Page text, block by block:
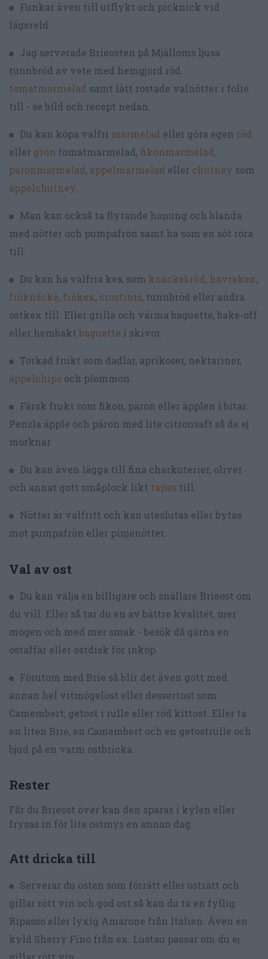
Funkar även till utflykt och picknick vid
lägereld.
Jag serverade Brieosten på Mjälloms ljusa
tunnbröd av vete med hemgjord röd
tomatmarmelad samt lätt rostade valnötter i folie
till - se bild och recept nedan.
Du kan köpa valfri marmelad eller göra egen röd
eller grön tomatmarmelad, fikonmarmelad,
päronmarmelad, äppelmarmelad eller chutney som
äppelchutney.
Man kan också ta flytande honung och blanda
med nötter och pumpafrön samt ha som en söt röra
till.
Du kan ha valfria kex som knäckebröd, havrekex,
fröknäcke, frökex, crostinis, tunnbröd eller andra
ostkex till. Eller grilla och värma baguette, bake-off
eller hembakt baguette i skivor.
Torkad frukt som dadlar, aprikoser, nektariner,
äppelchips och plommon.
Färsk frukt som fikon, päron eller äpplen i bitar.
Pensla äpple och päron med lite citronsaft så de ej
mörknar.
Du kan även lägga till fina charkuterier, oliver
och annat gott småplock likt tapas till.
Nötter är valfritt och kan uteslutas eller bytas
mot pumpafrön eller pinjenötter.
Val av ost
Du kan välja en billigare och snällare Brieost om
du vill. Eller så tar du en av bättre kvalitét, mer
mogen och med mer smak - besök då gärna en
ostaffär eller ostdisk för inköp.
Förutom med Brie så blir det även gott med
annan hel vitmögelost eller dessertost som
Camembert, getost i rulle eller röd kittost. Eller ta
en liten Brie, en Camembert och en getostrulle och
bjud på en varm ostbricka.
Rester
Får du Brieost över kan den sparas i kylen eller
frysas in för lite ostmys en annan dag.
Att dricka till
Serverar du osten som förrätt eller osträtt och
gillar rött vin och god ost så kan du ta en fyllig
Ripasso eller lyxig Amarone från Italien. Även en
kyld Sherry Fino från ex. Lustau passar om du ej